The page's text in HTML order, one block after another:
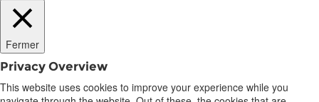
Fermer
Privacy Overview
This website uses cookies to improve your experience while you